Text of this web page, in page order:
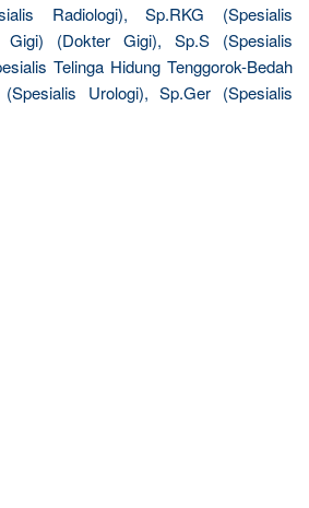
Radiologi), Sp.RKG (Spesialis
Gigi) (Dokter Gigi), Sp.S (Spesialis
Telinga Hidung Tenggorok-Bedah
Urologi), Sp.Ger (Spesialis